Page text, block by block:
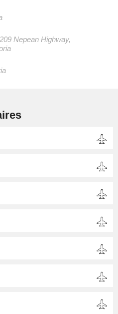
Nepean Highway,